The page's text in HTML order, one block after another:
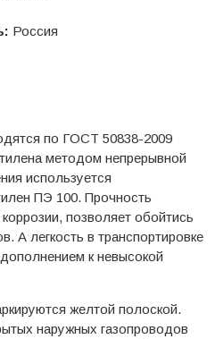
Россия
по ГОСТ 50838-2009
методом непрерывной
используется
ПЭ 100. Прочность
позволяет обойтись
А легкость в транспортировке
к невысокой
желтой полоской.
наружных газопроводов